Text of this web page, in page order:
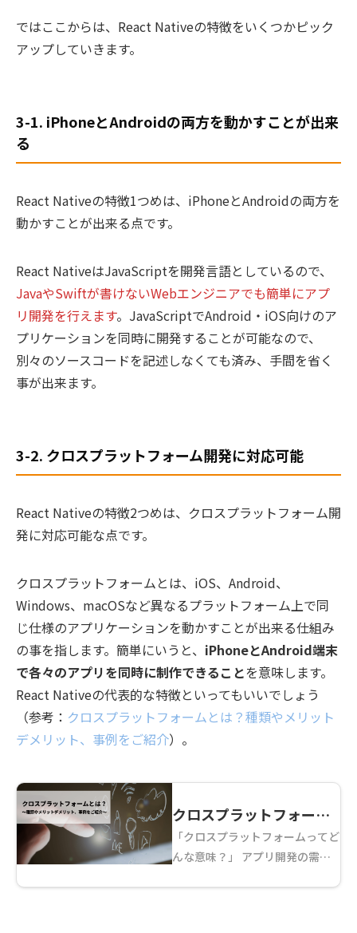
ではここからは、React Nativeの特徴をいくつかピック
アップしていきます。
3-1. iPhoneとAndroidの両方を動かすことが出来
る
React Nativeの特徴1つめは、iPhoneとAndroidの両方を
動かすことが出来る点です。
React NativeはJavaScriptを開発言語としているので、
JavaやSwiftが書けないWebエンジニアでも簡単にアプ
リ開発を行えます。JavaScriptでAndroid・iOS向けのア
プリケーションを同時に開発することが可能なので、
別々のソースコードを記述しなくても済み、手間を省く
事が出来ます。
3-2. クロスプラットフォーム開発に対応可能
React Nativeの特徴2つめは、クロスプラットフォーム開
発に対応可能な点です。
クロスプラットフォームとは、iOS、Android、
Windows、macOSなど異なるプラットフォーム上で同
じ仕様のアプリケーションを動かすことが出来る仕組み
の事を指します。簡単にいうと、 iPhoneとAndroid端末
で各々のアプリを同時に制作できることを意味します。
React Nativeの代表的な特徴といってもいいでしょう
（参考： クロスプラットフォームとは？種類やメリット
デメリット、事例をご紹介）。
クロスプラットフォーム
とは？種類やメリットデ
メリット、事例をご紹介
「クロスプラットフォームってど
んな意味？」 アプリ開発の需要